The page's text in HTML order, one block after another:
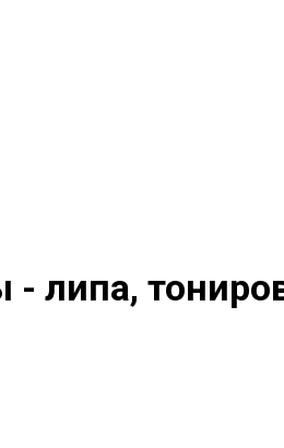
липа,